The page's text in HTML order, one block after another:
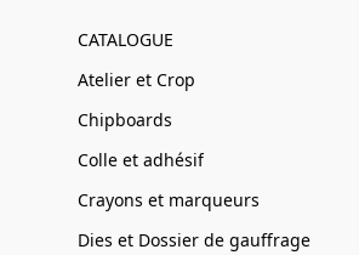
CATALOGUE
Atelier et Crop
Chipboards
Colle et adhésif
Crayons et marqueurs
Dies et Dossier de gauffrage